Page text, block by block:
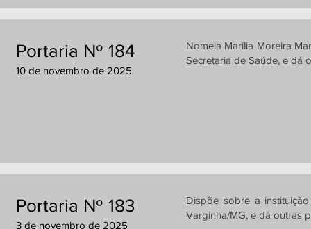
10 de novembro de 2025
Portaria Nº 184
Nomeia Marília Moreira
Secretaria de Saúde, e dá
3 de novembro de 2025
Portaria Nº 183
Dispõe sobre a
Varginha/MG, e dá outras